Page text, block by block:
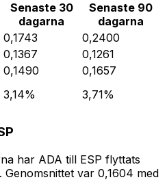
Senaste 30
dagarna
Senaste 90
dagarna
0,1743
0,2400
0,1367
0,1261
0,1490
0,1657
3,14% 3,71%
har ADA till ESP flyttats
Genomsnittet var 0,1604 med